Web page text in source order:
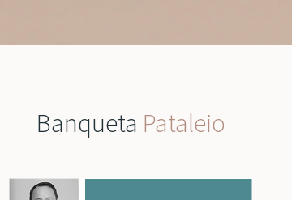
Banqueta Pataleio